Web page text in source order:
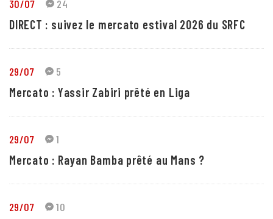
30/07 24
DIRECT : suivez le mercato estival 2026 du SRFC
29/07 5
Mercato : Yassir Zabiri prêté en Liga
29/07 1
Mercato : Rayan Bamba prêté au Mans ?
29/07 10